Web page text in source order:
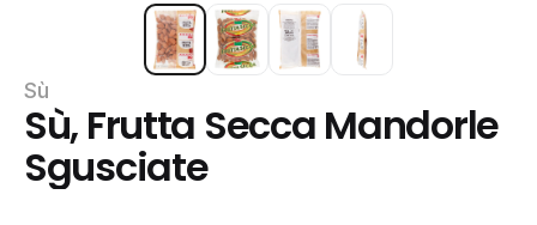
Sù
Sù, Frutta Secca Mandorle
Sgusciate